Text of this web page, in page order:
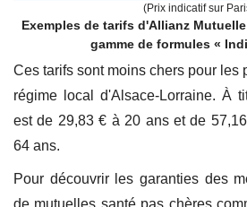
(Prix indicatif sur
Exemples de tarifs d'Allianz
gamme de formules «
Ces tarifs sont moins chers pour les
régime local d'Alsace-Lorraine. À
est de 29,83 € à 20 ans et de
64 ans.
Pour découvrir les garanties des